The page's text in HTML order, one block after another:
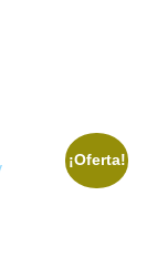
¡Oferta!